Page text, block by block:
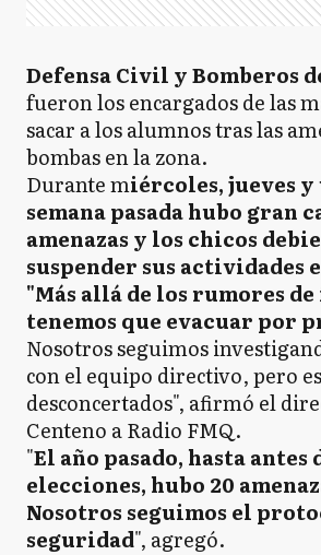
Defensa Civil y Bomberos
fueron los encargados de las
sacar a los alumnos tras las
bombas en la zona.
Durante miércoles, jueves
semana pasada hubo gran
amenazas y los chicos
suspender sus actividades
"Más allá de los rumores
tenemos que evacuar por
Nosotros seguimos
con el equipo directivo, pero
desconcertados", afirmó el
Centeno a Radio FMQ.
"El año pasado, hasta antes
elecciones, hubo 20
Nosotros seguimos el
seguridad", agregó.